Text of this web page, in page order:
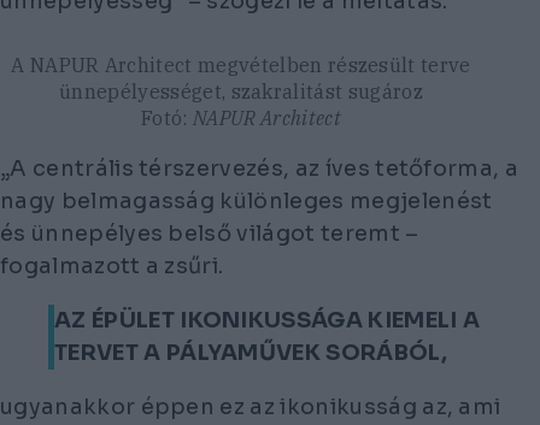
A NAPUR Architect megvételben részesült terve
ünnepélyességet, szakralitást sugároz
Fotó:NAPUR Architect
„A centrális térszervezés, az íves tetőforma, a
nagy belmagasság különleges megjelenést
és ünnepélyes belső világot teremt –
fogalmazott a zsűri.
AZ ÉPÜLET IKONIKUSSÁGA KIEMELI A
TERVET A PÁLYAMŰVEK SORÁBÓL,
ugyanakkor éppen ez az ikonikusság az, ami